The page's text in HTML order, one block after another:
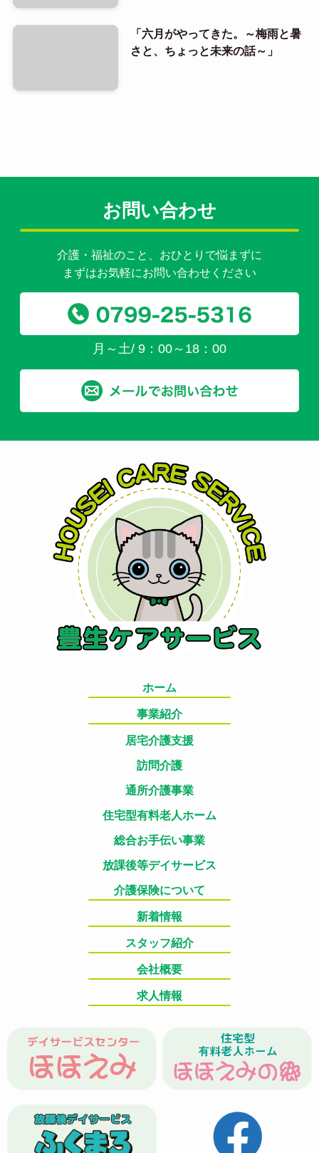
「六月がやってきた。～梅雨と暑
さと、ちょっと未来の話～」
お問い合わせ
介護・福祉のこと、おひとりで悩まずに
まずはお気軽にお問い合わせください
月～土/ 9：00～18：00
ホーム
事業紹介
居宅介護支援
訪問介護
通所介護事業
住宅型有料老人ホーム
総合お手伝い事業
放課後等デイサービス
介護保険について
新着情報
スタッフ紹介
会社概要
求人情報